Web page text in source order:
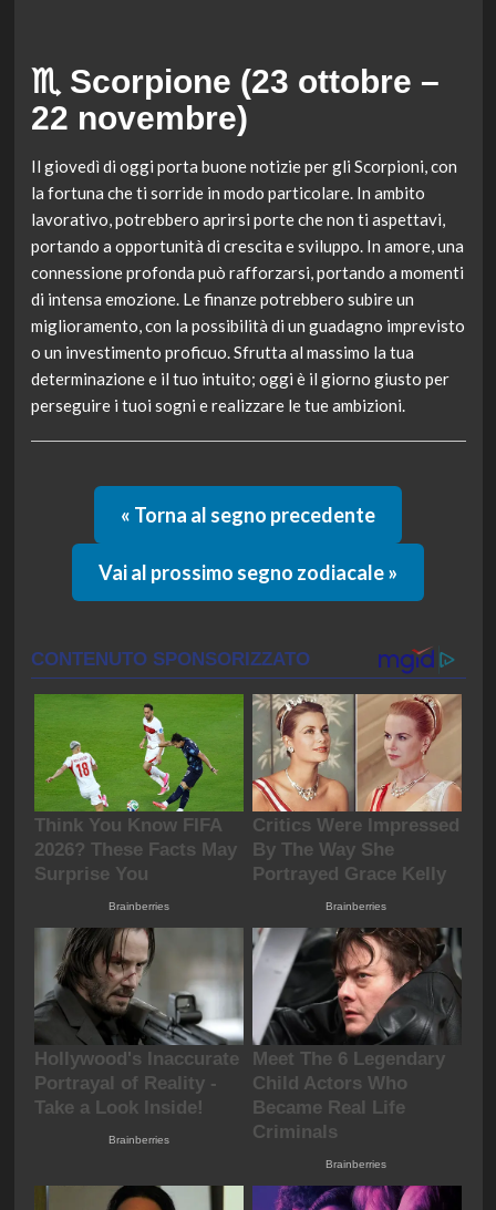
♏ Scorpione (23 ottobre –
22 novembre)
Il giovedì di oggi porta buone notizie per gli Scorpioni, con
la fortuna che ti sorride in modo particolare. In ambito
lavorativo, potrebbero aprirsi porte che non ti aspettavi,
portando a opportunità di crescita e sviluppo. In amore, una
connessione profonda può rafforzarsi, portando a momenti
di intensa emozione. Le finanze potrebbero subire un
miglioramento, con la possibilità di un guadagno imprevisto
o un investimento proficuo. Sfrutta al massimo la tua
determinazione e il tuo intuito; oggi è il giorno giusto per
perseguire i tuoi sogni e realizzare le tue ambizioni.
« Torna al segno precedente
Vai al prossimo segno zodiacale »